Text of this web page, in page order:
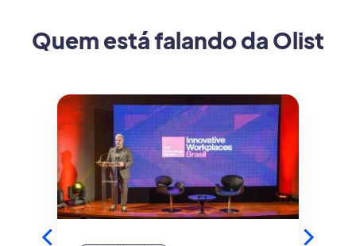
Quem está falando da Olist